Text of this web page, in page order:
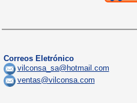
Correos Eletrónico
vilconsa_sa@hotmail.com
ventas@vilconsa.com